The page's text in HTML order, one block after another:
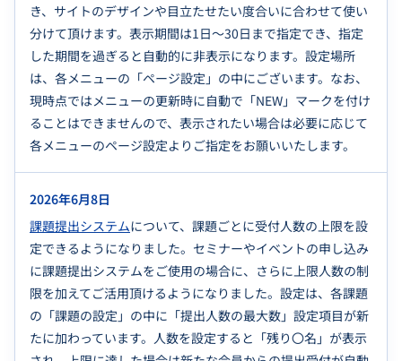
き、サイトのデザインや目立たせたい度合いに合わせて使い
分けて頂けます。表示期間は1日～30日まで指定でき、指定
した期間を過ぎると自動的に非表示になります。設定場所
は、各メニューの「ページ設定」の中にございます。なお、
現時点ではメニューの更新時に自動で「NEW」マークを付け
ることはできませんので、表示されたい場合は必要に応じて
各メニューのページ設定よりご指定をお願いいたします。
2026年6月8日
課題提出システムについて、課題ごとに受付人数の上限を設
定できるようになりました。セミナーやイベントの申し込み
に課題提出システムをご使用の場合に、さらに上限人数の制
限を加えてご活用頂けるようになりました。設定は、各課題
の「課題の設定」の中に「提出人数の最大数」設定項目が新
たに加わっています。人数を設定すると「残り〇名」が表示